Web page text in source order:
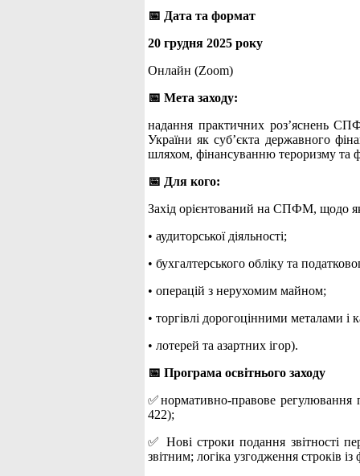
📅 Дата та формат
20 грудня 2025 року
Онлайн (Zoom)
📅 Мета заходу:
надання практичних роз’яснень
України як суб’єкта державного
шляхом, фінансуванню тероризму та
📅 Для кого:
Захід орієнтований на СПФМ, щодо
• аудиторської діяльності;
• бухгалтерського обліку та
• операцій з нерухомим майном;
• торгівлі дорогоцінними металами і
• лотерей та азартних ігор).
📅 Програма освітнього заходу
✅нормативно-правове регулювання
422);
✅ Нові строки подання звітності
звітним; логіка узгодження строків